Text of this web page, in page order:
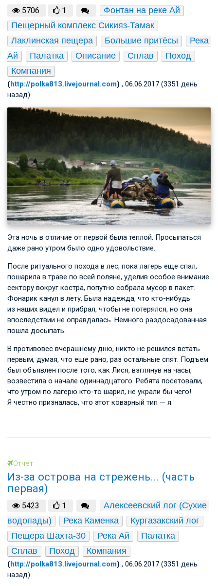
5706 1
Фонтан на реке Ай
Пещерный комплекс Сикияз-Тамак
Лаклинская пещера
Большие притёсы
Река
Ай
Палатка Описание Сплав
Поход
Компания
(http://polka813.livejournal.com) , 06.06.2017 (3351 день
назад)
Эта ночь в отличие от первой была теплой. Просыпаться
даже рано утром было одно удовольствие.
После ритуального похода в лес, пока лагерь еще спал,
пошарила в траве по всей поляне, уделив особое внимание
сектору вокруг костра, попутно собрала мусор в пакет.
Фонарик канул в лету. Была надежда, что кто-нибудь
из наших видел и прибрал, чтобы не потерялся, но она
впоследствии не оправдалась. Немного раздосадованная
пошла досыпать.
В противовес вчерашнему дню, никто не решился встать
первым, думая, что еще рано, раз остальные спят. Подъем
был объявлен после того, как Лися, взглянув на часы,
возвестила о начале одиннадцатого. Ребята посетовали,
что утром по лагерю кто-то шарил, не украли бы чего!
Я честно призналась, что этот коварный тип — я.
Отчет
Из-за острова на стрежень... (часть
первая)
5423 1
Алексеевский лог (Сухие
водопады)
Река Каменка
Кургазакский лог
Пещера Шахта-30
Река Ай
Палатка
Сплав
Поход Компания
(http://polka813.livejournal.com) , 06.06.2017 (3351 день
назад)